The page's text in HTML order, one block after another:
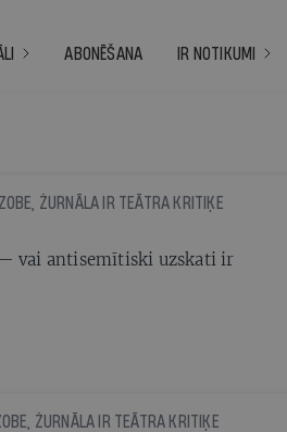
ABONĒŠANA IR NOTIKUMI
ŽURNĀLA IR TEĀTRA KRITIĶE
vai antisemītiski uzskati ir
ŽURNĀLA IR TEĀTRA KRITIĶE